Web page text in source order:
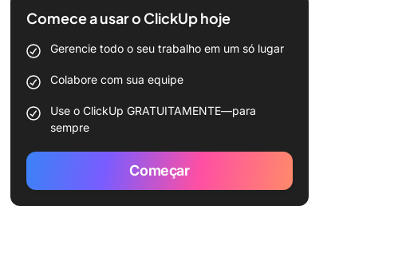
Comece a usar o ClickUp hoje
Gerencie todo o seu trabalho em um só lugar
Colabore com sua equipe
Use o ClickUp GRATUITAMENTE—para
sempre
Começar